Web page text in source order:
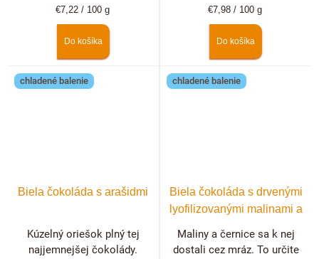
Jednotková
€7,22 / 100 g
Do košíka
Jednotková
€7,98 / 100 g
Do košíka
chladené balenie
Biela čokoláda s arašidmi
Kúzelný oriešok plný tej
najjemnejšej čokolády.
chladené balenie
Biela čokoláda s drvenými
lyofilizovanými malinami a
Maliny a černice sa k nej
dostali cez mráz. To určite